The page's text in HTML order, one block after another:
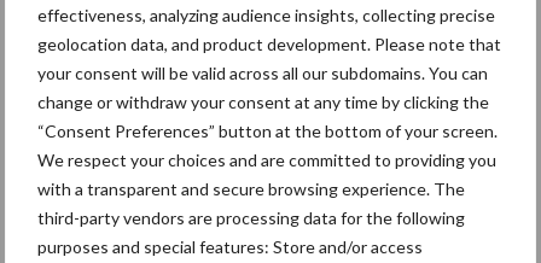
effectiveness, analyzing audience insights, collecting precise
geolocation data, and product development. Please note that
your consent will be valid across all our subdomains. You can
change or withdraw your consent at any time by clicking the
“Consent Preferences” button at the bottom of your screen.
We respect your choices and are committed to providing you
with a transparent and secure browsing experience. The
third-party vendors are processing data for the following
purposes and special features: Store and/or access
hygieneoplossingen is in
Polen groter dan ooit”
Themapagina's
Diergezondheid Bemesting